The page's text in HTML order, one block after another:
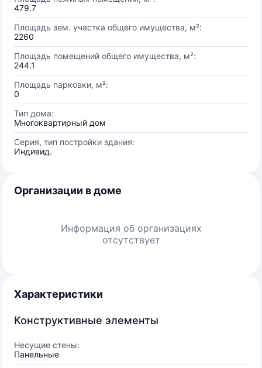
479.7
Площадь зем. участка общего имущества, м²:
2260
Площадь помещений общего имущества, м²:
244.1
Площадь парковки, м²:
0
Тип дома:
Многоквартирный дом
Серия, тип постройки здания:
Индивид.
Организации в доме
Информация об организациях
отсутствует
Характеристики
Конструктивные элементы
Несущие стены:
Панельные